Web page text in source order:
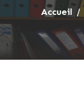
Accueil